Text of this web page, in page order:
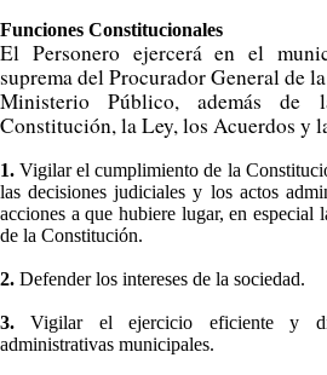
Funciones Constitucionales
El Personero ejercerá en el
suprema del Procurador General de
Ministerio Público, además de
Constitución, la Ley, los Acuerdos y
1.Vigilar el cumplimiento de la
las decisiones judiciales y los actos
acciones a que hubiere lugar, en especial
de la Constitución.
2. Defender los intereses de la sociedad.
3. Vigilar el ejercicio eficiente y
administrativas municipales.